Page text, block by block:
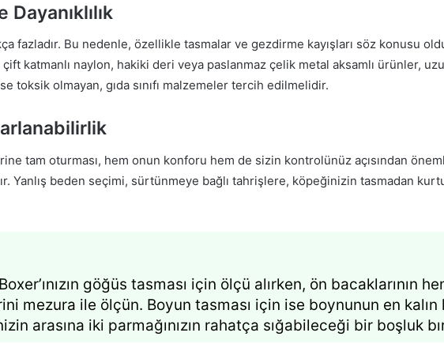
fazladır. Bu nedenle, özellikle tasmalar ve gezdirme kayışları söz konusu
katmanlı naylon, hakiki deri veya paslanmaz çelik metal aksamlı ürünler,
toksik olmayan, gıda sınıfı malzemeler tercih edilmelidir.
tam oturması, hem onun konforu hem de sizin kontrolünüz açısından
Yanlış beden seçimi, sürtünmeye bağlı tahrişlere, köpeğinizin tasmadan
Boxer’ınızın göğüs tasması için ölçü alırken, ön bacaklarının
mezura ile ölçün. Boyun tasması için ise boynunun en kalın
arasına iki parmağınızın rahatça sığabileceği bir boşluk